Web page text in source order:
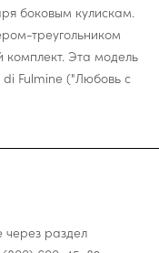
боковым кулискам.
треугольником
комплект. Эта модель
di Fulmine ("Любовь с
через раздел